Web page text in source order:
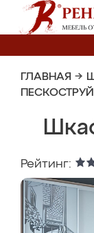
ГЛАВНАЯ →
ПЕСКОСТРУЙ
Рейтинг: